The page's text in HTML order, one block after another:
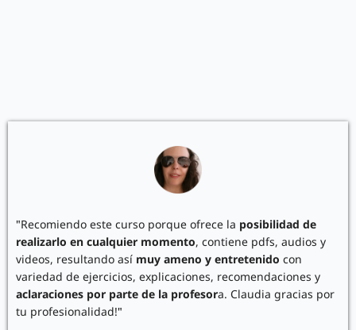
"Recomiendo este curso porque ofrece la posibilidad de
realizarlo en cualquier momento, contiene pdfs, audios y
videos, resultando así muy ameno y entretenido con
variedad de ejercicios, explicaciones, recomendaciones y
aclaraciones por parte de la profesora. Claudia gracias por
tu profesionalidad!"